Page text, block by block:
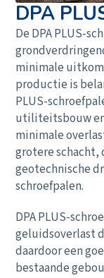
DPA
De DPA PLUS-
minimale
productie is
PLUS-
utiliteitsbouw
minimale
grotere schacht,
geotechnische
schroefpalen.
DPA PLUS-
geluidsoverlast
daardoor een
bestaande